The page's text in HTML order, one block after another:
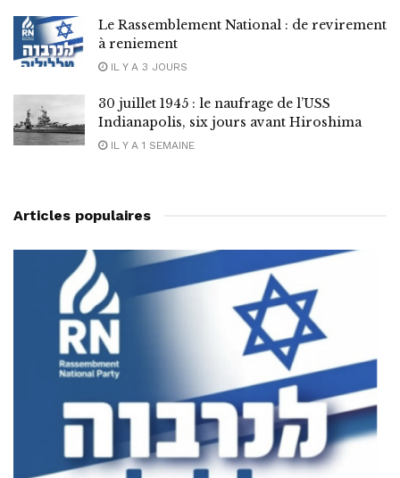
Le Rassemblement National : de revirement
à reniement
IL Y A 3 JOURS
30 juillet 1945 : le naufrage de l’USS
Indianapolis, six jours avant Hiroshima
IL Y A 1 SEMAINE
Articles populaires